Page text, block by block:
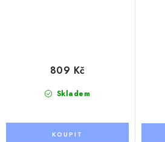
Skladem
809 Kč